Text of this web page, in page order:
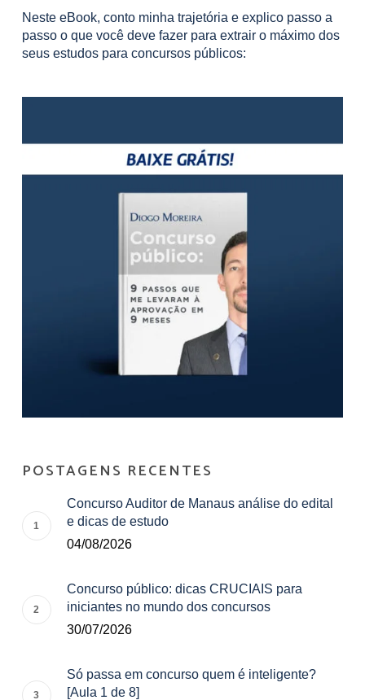
Neste eBook, conto minha trajetória e explico passo a
passo o que você deve fazer para extrair o máximo dos
seus estudos para concursos públicos:
POSTAGENS RECENTES
Concurso Auditor de Manaus análise do edital
e dicas de estudo
04/08/2026
Concurso público: dicas CRUCIAIS para
iniciantes no mundo dos concursos
30/07/2026
Só passa em concurso quem é inteligente?
[Aula 1 de 8]